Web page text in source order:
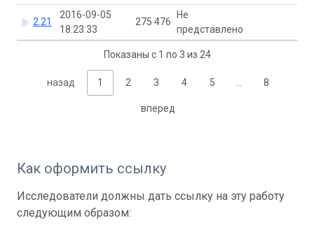
2.21
2016-09-05
18:23:33
275 476
Не
представлено
Показаны с 1 по 3 из 24
назад 1 2 3 4 5 8
вперед
Как оформить ссылку
Исследователи должны дать ссылку на эту работу
следующим образом: